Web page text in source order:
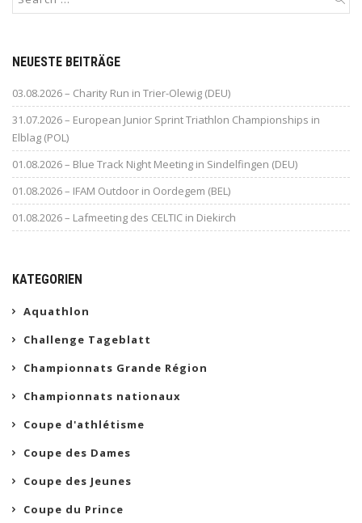
NEUESTE BEITRÄGE
03.08.2026 – Charity Run in Trier-Olewig (DEU)
31.07.2026 – European Junior Sprint Triathlon Championships in
Elblag (POL)
01.08.2026 – Blue Track Night Meeting in Sindelfingen (DEU)
01.08.2026 – IFAM Outdoor in Oordegem (BEL)
01.08.2026 – Lafmeeting des CELTIC in Diekirch
KATEGORIEN
Aquathlon
Challenge Tageblatt
Championnats Grande Région
Championnats nationaux
Coupe d'athlétisme
Coupe des Dames
Coupe des Jeunes
Coupe du Prince